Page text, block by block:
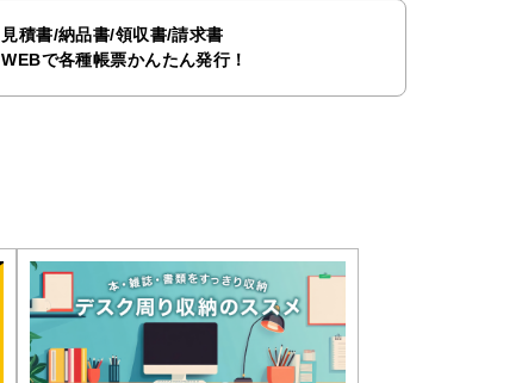
見積書/納品書/領収書/請求書
WEBで各種帳票かんたん発行！